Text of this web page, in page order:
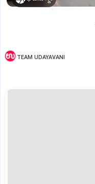
TEAM UDAYAVANI